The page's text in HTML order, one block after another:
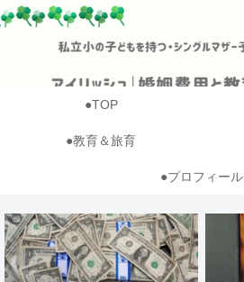
●TOP
●教育＆旅育
●プロフィール